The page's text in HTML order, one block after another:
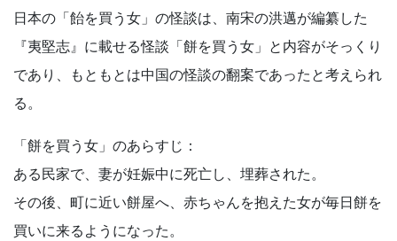
日本の「飴を買う女」の怪談は、南宋の洪邁が編纂した
『夷堅志』に載せる怪談「餅を買う女」と内容がそっくり
であり、もともとは中国の怪談の翻案であったと考えられ
る。
「餅を買う女」のあらすじ：
ある民家で、妻が妊娠中に死亡し、埋葬された。
その後、町に近い餅屋へ、赤ちゃんを抱えた女が毎日餅を
買いに来るようになった。